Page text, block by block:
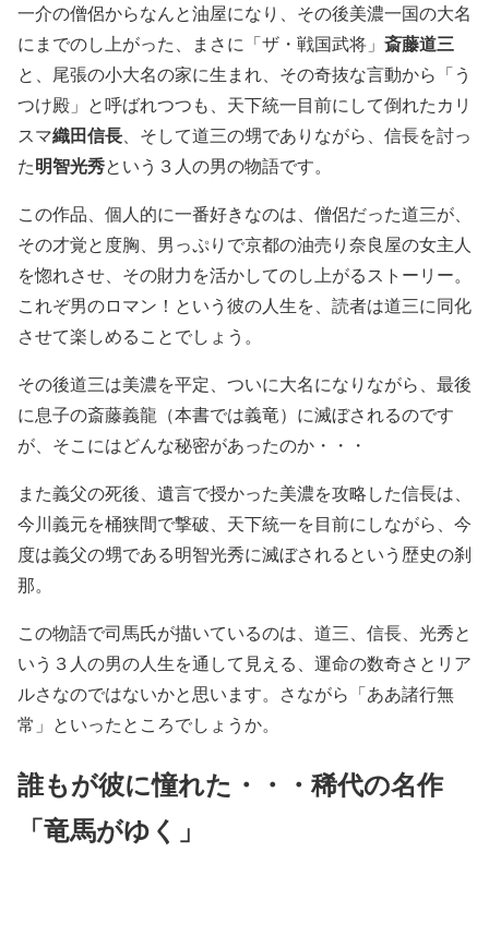
一介の僧侶からなんと油屋になり、その後美濃一国の大名
にまでのし上がった、まさに「ザ・戦国武将」斎藤道三
と、尾張の小大名の家に生まれ、その奇抜な言動から「う
つけ殿」と呼ばれつつも、天下統一目前にして倒れたカリ
スマ織田信長 、そして道三の甥でありながら、信長を討っ
た明智光秀という３人の男の物語です。
この作品、個人的に一番好きなのは、僧侶だった道三が、
その才覚と度胸、男っぷりで京都の油売り奈良屋の女主人
を惚れさせ、その財力を活かしてのし上がるストーリー。
これぞ男のロマン！という彼の人生を、読者は道三に同化
させて楽しめることでしょう。
その後道三は美濃を平定、ついに大名になりながら、最後
に息子の斎藤義龍（本書では義竜）に滅ぼされるのです
が、そこにはどんな秘密があったのか・・・
また義父の死後、遺言で授かった美濃を攻略した信長は、
今川義元を桶狭間で撃破、天下統一を目前にしながら、今
度は義父の甥である明智光秀に滅ぼされるという歴史の刹
那。
この物語で司馬氏が描いているのは、道三、信長、光秀と
いう３人の男の人生を通して見える、運命の数奇さとリア
ルさなのではないかと思います。さながら「ああ諸行無
常」といったところでしょうか。
誰もが彼に憧れた・・・稀代の名作
「竜馬がゆく」